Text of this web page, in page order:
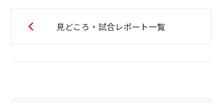
見どころ・試合レポート一覧